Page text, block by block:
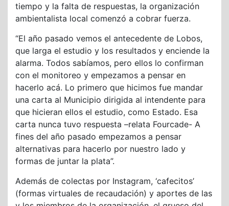
tiempo y la falta de respuestas, la organización
ambientalista local comenzó a cobrar fuerza.
“El año pasado vemos el antecedente de Lobos,
que larga el estudio y los resultados y enciende la
alarma. Todos sabíamos, pero ellos lo confirman
con el monitoreo y empezamos a pensar en
hacerlo acá. Lo primero que hicimos fue mandar
una carta al Municipio dirigida al intendente para
que hicieran ellos el estudio, como Estado. Esa
carta nunca tuvo respuesta –relata Fourcade- A
fines del año pasado empezamos a pensar
alternativas para hacerlo por nuestro lado y
formas de juntar la plata”.
Además de colectas por Instagram, ‘cafecitos’
(formas virtuales de recaudación) y aportes de las